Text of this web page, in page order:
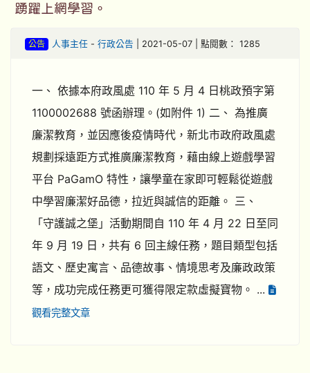
踴躍上網學習。
公告 人事主任- 行政公告 | 2021-05-07 | 點閱數： 1285
一、 依據本府政風處 110 年 5 月 4 日桃政預字第
1100002688 號函辦理。(如附件 1) 二、 為推廣
廉潔教育，並因應後疫情時代，新北市政府政風處
規劃採遠距方式推廣廉潔教育，藉由線上遊戲學習
平台 PaGamO 特性，讓學童在家即可輕鬆從遊戲
中學習廉潔好品德，拉近與誠信的距離。 三、
「守護誠之堡」活動期間自 110 年 4 月 22 日至同
年 9 月 19 日，共有 6 回主線任務，題目類型包括
語文、歷史寓言、品德故事、情境思考及廉政政策
等，成功完成任務更可獲得限定款虛擬寶物。 ...
觀看完整文章